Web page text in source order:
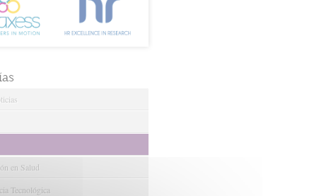
en Salud
Tecnológica